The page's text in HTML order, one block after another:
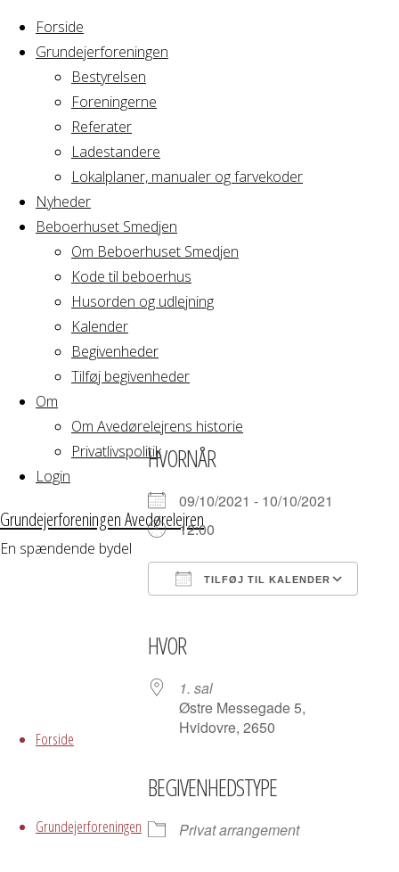
Forside
Grundejerforeningen
Bestyrelsen
Foreningerne
Referater
Ladestandere
Lokalplaner, manualer og farvekoder
Nyheder
Beboerhuset Smedjen
Om Beboerhuset Smedjen
Kode til beboerhus
Husorden og udlejning
Kalender
Begivenheder
Tilføj begivenheder
Om
Om Avedørelejrens historie
Privatlivspolitik
Login
Grundejerforeningen Avedørelejren
En spændende bydel
Forside
Grundejerforeningen
Home
Arrangement
Konfirmationsfest
HVORNÅR
09/10/2021 - 10/10/2021
12:00
TILFØJ TIL KALENDER
HVOR
1. sal
Østre Messegade 5,
Hvidovre, 2650
BEGIVENHEDSTYPE
Privat arrangement